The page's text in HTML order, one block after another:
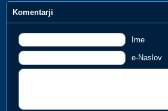
Komentarji
Ime
e-Naslov